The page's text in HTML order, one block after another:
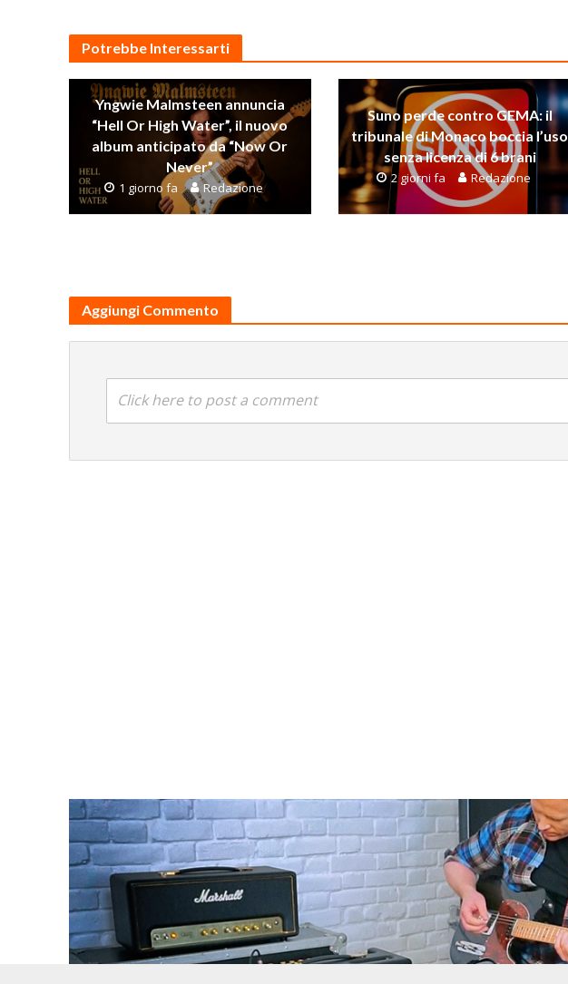
Potrebbe Interessarti
Yngwie Malmsteen annuncia
“Hell Or High Water”, il nuovo
album anticipato da “Now Or
Never”
1 giorno fa Redazione
Suno perde contro GEMA: il
tribunale di Monaco boccia l’uso
senza licenza di 6 brani
2 giorni fa Redazione
Aggiungi Commento
Click here to post a comment